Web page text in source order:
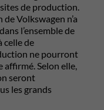
de production.
Volkswagen n’a
l’ensemble de
celle de
ne pourront
affirmé. Selon elle,
seront
les grands